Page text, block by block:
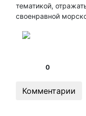
тематикой,
своенравной
0
Комментарии